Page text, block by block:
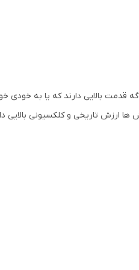
بالایی دارند که یا به خودی
ارزش تاریخی و کلکسیونی بالایی